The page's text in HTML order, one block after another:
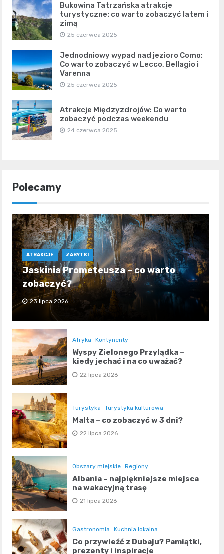
Bukowina Tatrzańska atrakcje
turystyczne: co warto zobaczyć latem i
zimą
25 czerwca 2025
Jednodniowy wypad nad jezioro Como:
Co warto zobaczyć w Lecco, Bellagio i
Varenna
25 czerwca 2025
Atrakcje Międzyzdrojów: Co warto
zobaczyć podczas weekendu
24 czerwca 2025
Polecamy
ATRAKCJE ZABYTKI
Jaskinia Prometeusza – co warto
zobaczyć?
23 lipca 2026
Afryka Kontynenty
Wyspy Zielonego Przylądka –
kiedy jechać i na co uważać?
22 lipca 2026
Turystyka Turystyka kulturowa
Malta – co zobaczyć w 3 dni?
22 lipca 2026
Obszary miejskie Regiony
Albania – najpiękniejsze miejsca
na wakacyjną trasę
21 lipca 2026
Gastronomia Kuchnia lokalna
Co przywieźć z Dubaju? Pamiątki,
prezenty i inspiracje